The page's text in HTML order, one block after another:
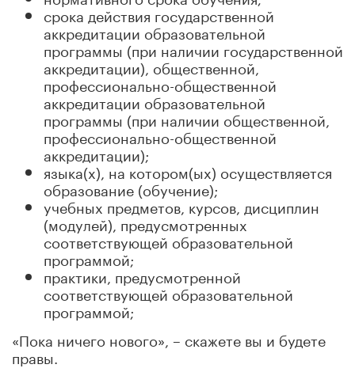
срока действия государственной
аккредитации образовательной
программы (при наличии государственной
аккредитации), общественной,
профессионально-общественной
аккредитации образовательной
программы (при наличии общественной,
профессионально-общественной
аккредитации);
языка(х), на котором(ых) осуществляется
образование (обучение);
учебных предметов, курсов, дисциплин
(модулей), предусмотренных
соответствующей образовательной
программой;
практики, предусмотренной
соответствующей образовательной
программой;
«Пока ничего нового», – скажете вы и будете
правы.